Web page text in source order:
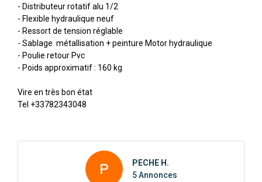
- Distributeur rotatif alu 1/2
- Flexible hydraulique neuf
- Ressort de tension réglable
- Sablage  métallisation + peinture Motor hydraulique
- Poulie retour Pvc
- Poids approximatif : 160 kg
Vire en très bon état
Tel +33782343048
P
PECHE H.
5 Annonces